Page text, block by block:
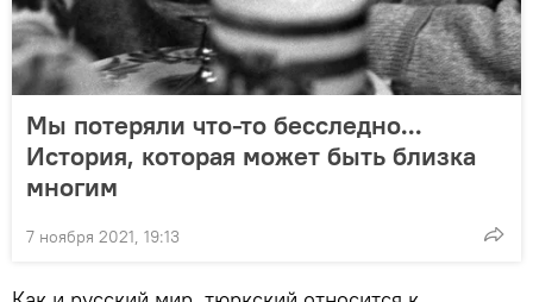
Мы потеряли что-то бесследно...
История, которая может быть близка
многим
7 ноября 2021, 19:13